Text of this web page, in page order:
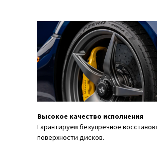
Высокое качество исполнения
Гарантируем безупречное
поверхности дисков.